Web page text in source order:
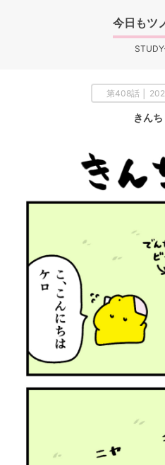
今日もツ
第408話 │
きんち